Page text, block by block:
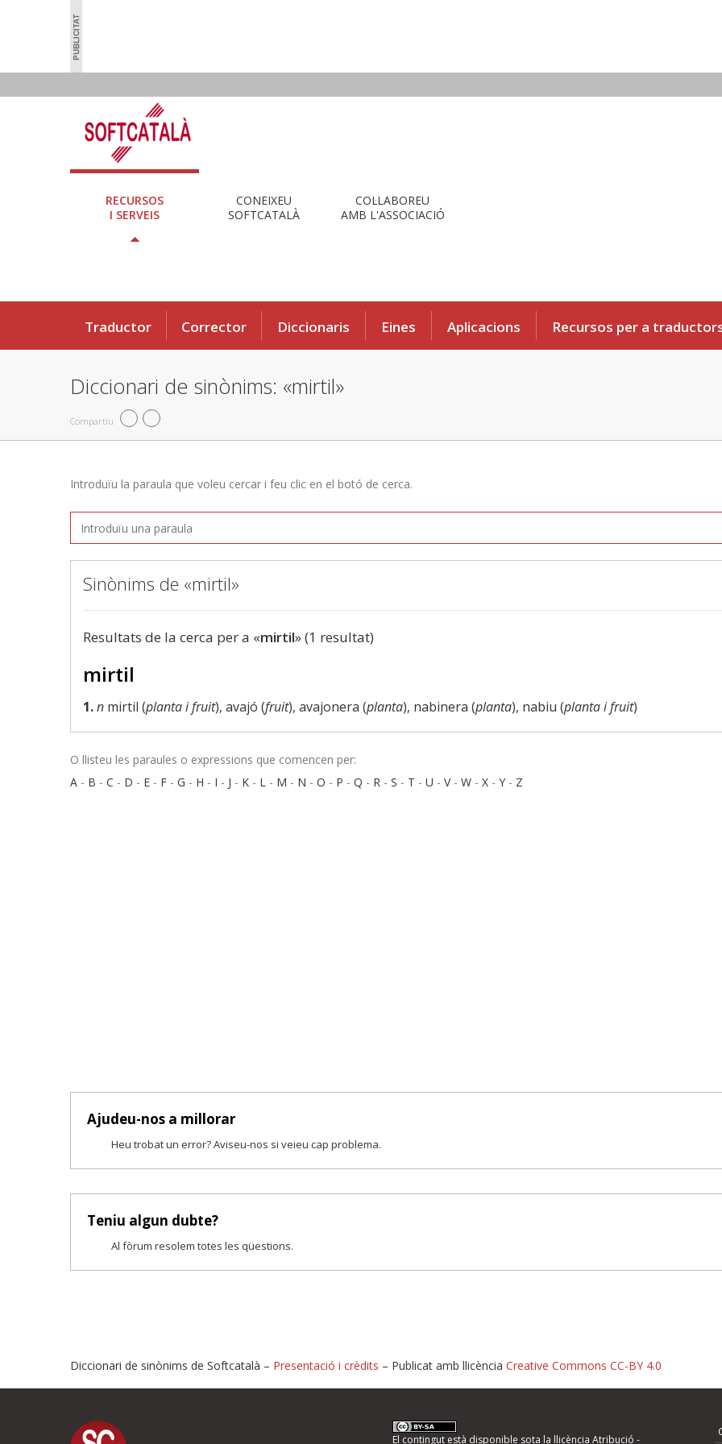
RECURSOS
I SERVEIS
CONEIXEU
SOFTCATALÀ
COL·LABOREU
AMB L'ASSOCIACIÓ
Traductor Corrector Diccionaris Eines Aplicacions Recursos per a
Diccionari de sinònims: «mirtil»
Compartiu
Introduïu la paraula que voleu cercar i feu clic en el botó de cerca.
Sinònims de «mirtil»
Resultats de la cerca per a «mirtil» (1 resultat)
mirtil
1.n mirtil (planta i fruit), avajó (fruit), avajonera (planta), nabinera (planta), nabiu (planta i fruit)
O llisteu les paraules o expressions que comencen per:
A - B - C - D - E - F - G - H - I - J - K - L - M - N - O - P - Q - R - S - T - U - V- W - X - Y - Z
Ajudeu-nos a millorar
Heu trobat un error? Aviseu-nos si veieu cap problema.
Teniu algun dubte?
Al fòrum resolem totes les qüestions.
Proposeu-nos millores o informeu d'errors
Diccionari de sinònims de Softcatalà – Presentació i crèdits – Publicat amb llicència Creative Commons CC-BY 4.0
El contingut està disponible sota la llicència Atribució -